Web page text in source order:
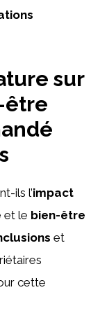
sur
être
ils l’impact
et le bien-être
et
cette